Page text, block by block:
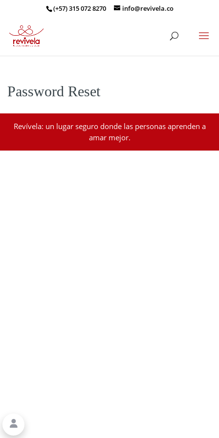
(+57) 315 072 8270 info@revivela.co
Password Reset
Revívela: un lugar seguro donde las personas aprenden a
amar mejor.